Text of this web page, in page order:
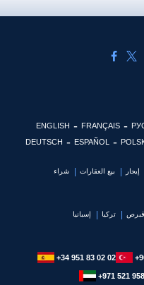
ENGLISH FRANÇAIS
DEUTSCH
ESPAÑOL
شراء بيع العقارات إيجار
إسبانيا تركيا
+34 951 83 02 02
+971 521